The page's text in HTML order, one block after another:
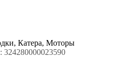
Катера, Моторы